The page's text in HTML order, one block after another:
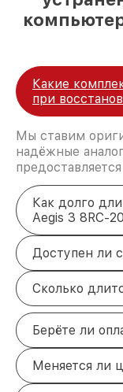
Какие
при
Мы ставим
надёжные
Как долго
Aegis 3 8RC-
Доступен ли
Сколько
Берёте ли
Меняется ли